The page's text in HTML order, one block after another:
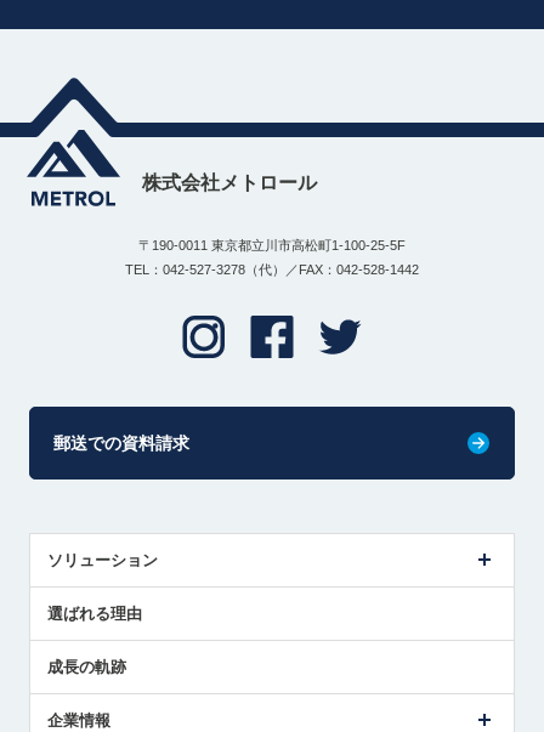
株式会社メトロール
〒190-0011 東京都立川市高松町1-100-25-5F
TEL：042-527-3278（代）／FAX：042-528-1442
郵送での資料請求
ソリューション
解決策提案
選ばれる理由
成長の軌跡
企業情報